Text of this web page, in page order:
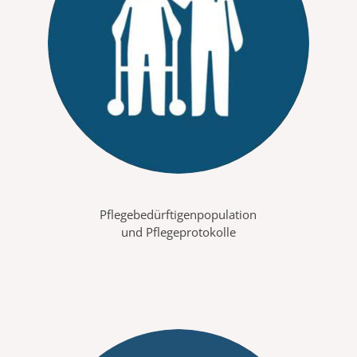
Pflegebedürftigenpopulation
und Pflegeprotokolle